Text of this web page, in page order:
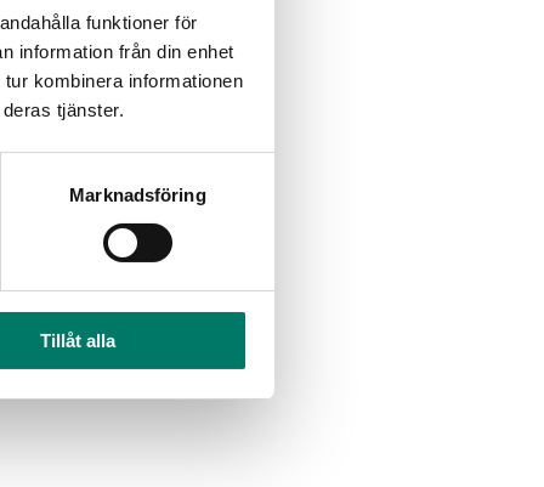
funktioner för
information från din enhet
kombinera informationen
tjänster.
Marknadsföring
Tillåt alla